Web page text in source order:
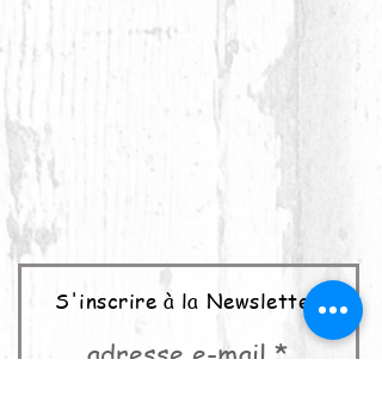
S'inscrire à la Newsletter
adresse e-mail